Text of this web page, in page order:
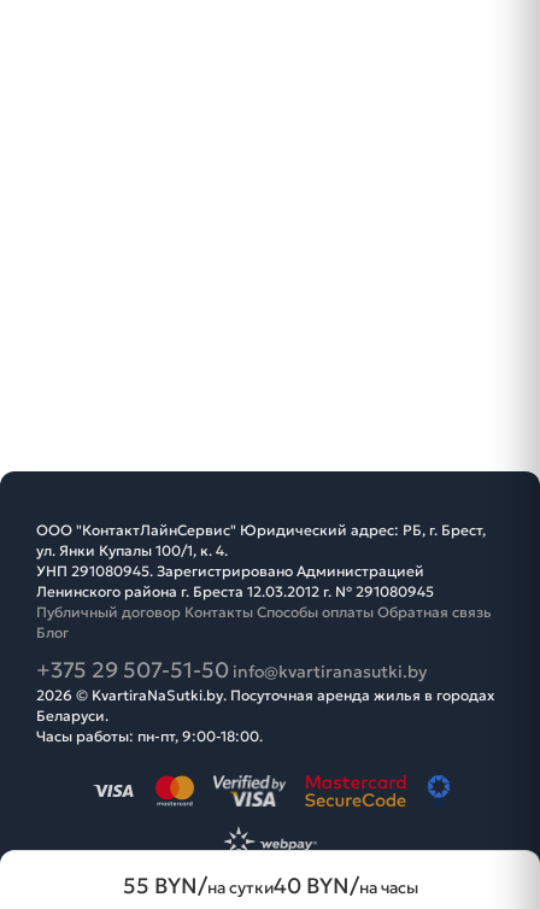
55 BYN/на сутки40 BYN/на часы
ООО "КонтактЛайнСервис" Юридический адрес: РБ, г. Брест,
ул. Янки Купалы 100/1, к. 4.
УНП 291080945. Зарегистрировано Администрацией
Ленинского района г. Бреста 12.03.2012 г. № 291080945
Публичный договор Контакты Способы оплаты Обратная связь
Блог
+375 29 507-51-50 info@kvartiranasutki.by
2026 © KvartiraNaSutki.by. Посуточная аренда жилья в городах
Беларуси.
Часы работы: пн-пт, 9:00-18:00.